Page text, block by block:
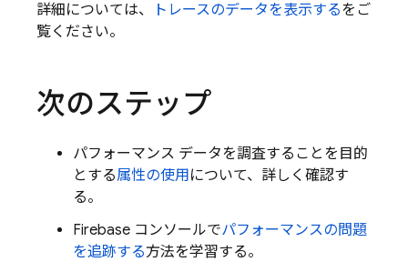
詳細については、
トレースのデータを表示するをご
覧ください。
次のステップ
パフォーマンス データを調査することを目的
とする属性の使用について、詳しく確認す
る。
Firebase コンソールでパフォーマンスの問題
を追跡する方法を学習する。